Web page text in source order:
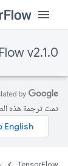
v2.1.0
تمت ترجمة هذه